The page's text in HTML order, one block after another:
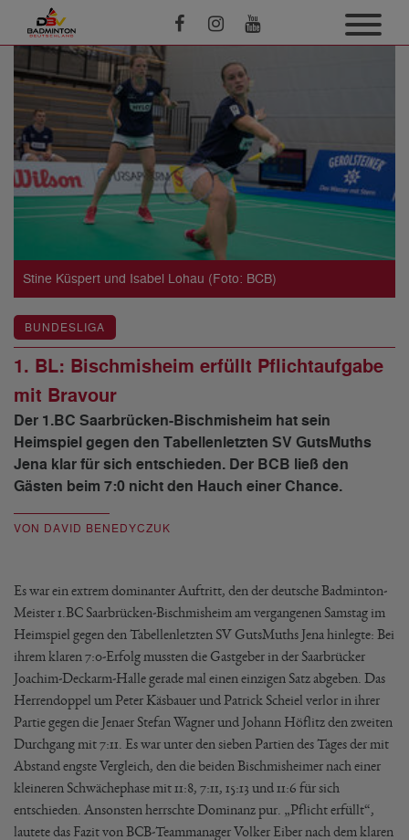
Stine Küspert und Isabel Lohau (Foto: BCB)
BUNDESLIGA
1. BL: Bischmisheim erfüllt Pflichtaufgabe
mit Bravour
Der 1.BC Saarbrücken-Bischmisheim hat sein
Heimspiel gegen den Tabellenletzten SV GutsMuths
Jena klar für sich entschieden. Der BCB ließ den
Gästen beim 7:0 nicht den Hauch einer Chance.
VON DAVID BENEDYCZUK
Es war ein extrem dominanter Auftritt, den der deutsche Badminton-
Meister 1.BC Saarbrücken-Bischmisheim am vergangenen Samstag im
Heimspiel gegen den Tabellenletzten SV GutsMuths Jena hinlegte: Bei
ihrem klaren 7:0-Erfolg mussten die Gastgeber in der Saarbrücker
Joachim-Deckarm-Halle gerade mal einen einzigen Satz abgeben. Das
Herrendoppel um Peter Käsbauer und Patrick Scheiel verlor in ihrer
Partie gegen die Jenaer Stefan Wagner und Johann Höflitz den zweiten
Durchgang mit 7:11. Es war unter den sieben Partien des Tages der mit
Abstand engste Vergleich, den die beiden Bischmisheimer nach einer
kleineren Schwächephase mit 11:8, 7:11, 15:13 und 11:6 für sich
entschieden. Ansonsten herrschte Dominanz pur. „Pflicht erfüllt“,
lautete das Fazit von BCB-Teammanager Volker Eiber nach dem klaren